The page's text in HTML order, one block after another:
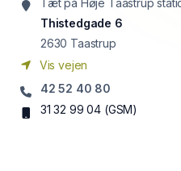
Tæt på Høje Taastrup
Thistedgade 6
2630 Taastrup
Vis vejen
42 52 40 80
31 32 99 04 (GSM)